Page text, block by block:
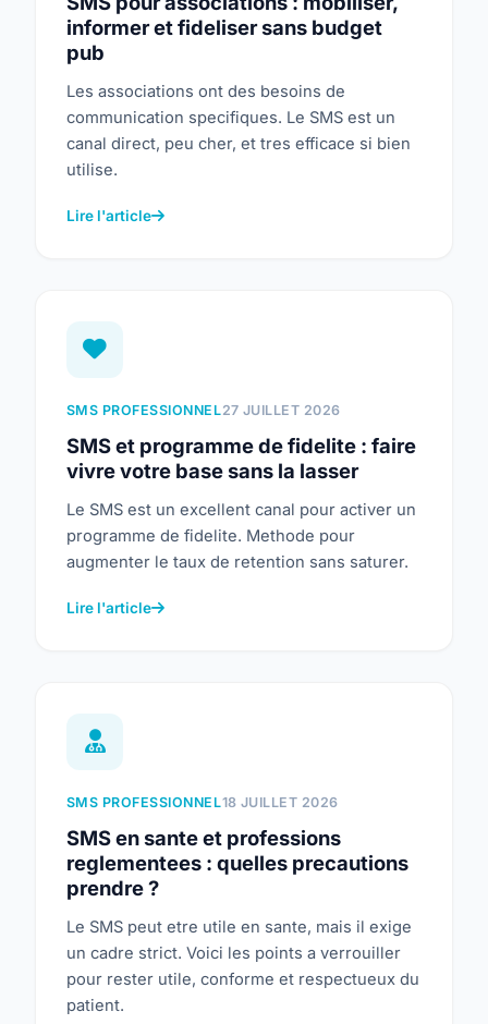
informer et fideliser sans budget
pub
Les associations ont des besoins de
communication specifiques. Le SMS est un
canal direct, peu cher, et tres efficace si bien
utilise.
Lire l'article
SMS PROFESSIONNEL27 JUILLET 2026
SMS et programme de fidelite : faire
vivre votre base sans la lasser
Le SMS est un excellent canal pour activer un
programme de fidelite. Methode pour
augmenter le taux de retention sans saturer.
Lire l'article
SMS PROFESSIONNEL18 JUILLET 2026
SMS en sante et professions
reglementees : quelles precautions
prendre ?
Le SMS peut etre utile en sante, mais il exige
un cadre strict. Voici les points a verrouiller
pour rester utile, conforme et respectueux du
patient.